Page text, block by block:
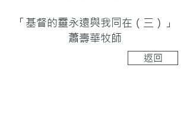
「基督的靈永遠與我同在（三）」
蕭壽華牧師
返回